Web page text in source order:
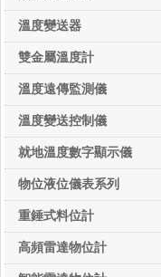
溫度變送器
雙金屬溫度計
溫度遠傳監測儀
溫度變送控制儀
就地溫度數字顯示儀
物位液位儀表系列
物位液位儀表系列
重錘式料位計
高頻雷達物位計